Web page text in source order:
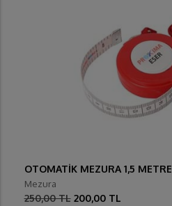
OTOMATİK MEZURA 1,5 METRE
Mezura
250,00 TL 200,00 TL